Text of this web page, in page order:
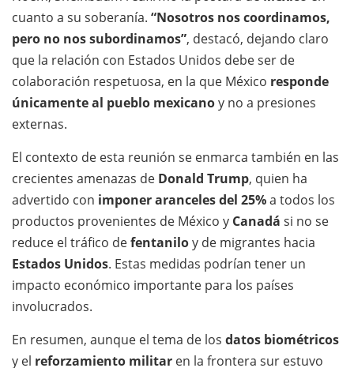
cuanto a su soberanía. “Nosotros nos coordinamos,
pero no nos subordinamos”, destacó, dejando claro
que la relación con Estados Unidos debe ser de
colaboración respetuosa, en la que México responde
únicamente al pueblo mexicanoy no a presiones
externas.
El contexto de esta reunión se enmarca también en las
crecientes amenazas de Donald Trump, quien ha
advertido con imponer aranceles del 25%a todos los
productos provenientes de México y Canadá si no se
reduce el tráfico defentaniloy de migrantes hacia
Estados Unidos. Estas medidas podrían tener un
impacto económico importante para los países
involucrados.
En resumen, aunque el tema de los datos biométricos
y el reforzamiento militar en la frontera sur estuvo